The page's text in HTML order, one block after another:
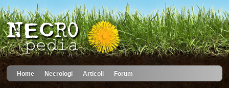
Home Necrologi Articoli Forum